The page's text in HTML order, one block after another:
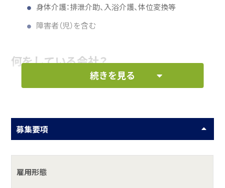
身体介護：排泄介助、入浴介護、体位変換等
障害者（児）を含む
何をしている会社？
通い、泊り、看護、訪問介護を組み合し、利用者に合わせた介
具体的には？
て、利用者の方に合わせた介護・看護を提供しています。
続きを見る
募集要項
雇用形態